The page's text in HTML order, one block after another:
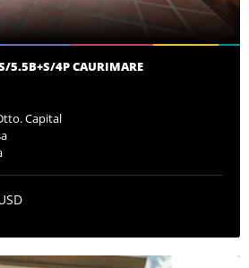
5.5B+S/4P CAURIMARE
Capital